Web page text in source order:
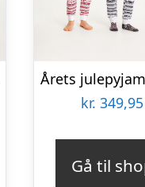
kr. 349,95
Gå til